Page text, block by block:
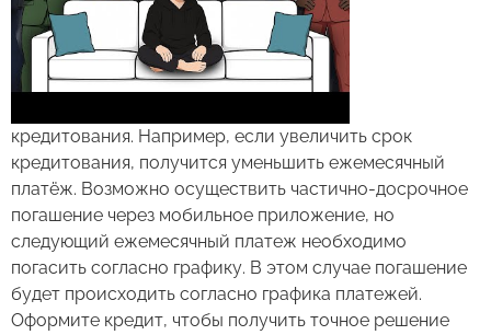
кредитования. Например, если увеличить срок
кредитования, получится уменьшить ежемесячный
платёж. Возможно осуществить частично-досрочное
погашение через мобильное приложение, но
следующий ежемесячный платеж необходимо
погасить согласно графику. В этом случае погашение
будет происходить согласно графика платежей.
Оформите кредит, чтобы получить точное решение